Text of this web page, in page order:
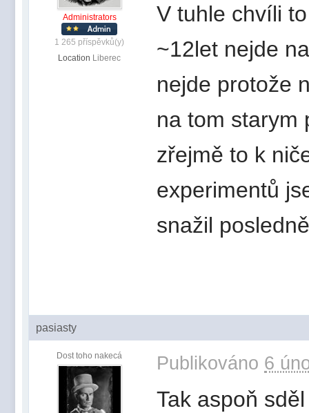
Administrators
1 265 příspěvků(y)
Location Liberec
V tuhle chvíli
~12let nejde
nejde protože
na tom starym
zřejmě to k
experimentů
snažil
pasiasty
Dost toho nakecá Publikováno 6
Tak aspoň